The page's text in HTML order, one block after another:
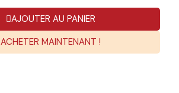
AJOUTER AU PANIER
ACHETER MAINTENANT !